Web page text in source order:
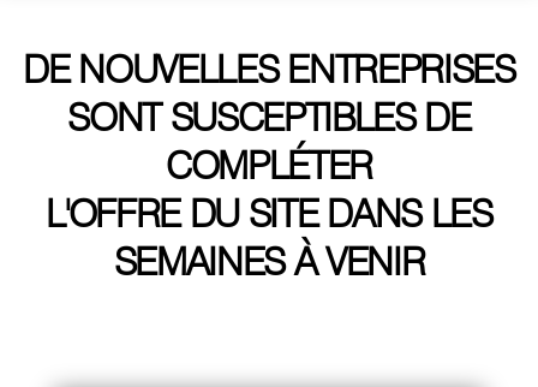
DE NOUVELLES ENTREPRISES
SONT SUSCEPTIBLES DE
COMPLÉTER
L'OFFRE DU SITE DANS LES
SEMAINES À VENIR